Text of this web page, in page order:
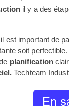
il y a des
il est important de
soit
planification
Techteam